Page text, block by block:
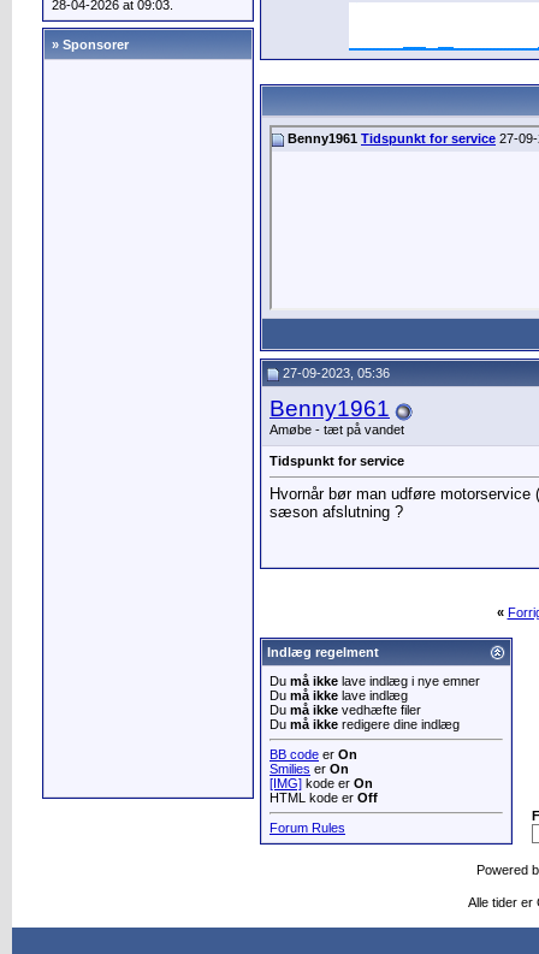
28-04-2026 at 09:03.
» Sponsorer
Benny1961 Tidspunkt for service 27-
27-09-2023, 05:36
Benny1961
Amøbe - tæt på vandet
Tidspunkt for service
Hvornår bør man udføre
sæson afslutning ?
«
Indlæg regelment
Du må ikke lave indlæg i nye emner
Du må ikke lave indlæg
Du må ikke vedhæfte filer
Du må ikke redigere dine indlæg
BB code er On
Smilies er On
[IMG] kode er On
HTML kode er Off
Forum Rules
Powered
Alle tider er